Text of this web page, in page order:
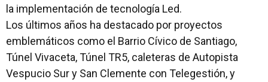
la implementación de tecnología Led.
Los últimos años ha destacado por proyectos
emblemáticos como el Barrio Cívico de Santiago,
Túnel Vivaceta, Túnel TR5, caleteras de Autopista
Vespucio Sur y San Clemente con Telegestión, y